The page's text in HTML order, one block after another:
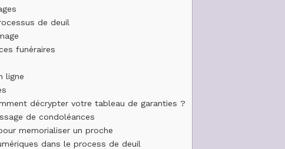
de deuil
funéraires
ligne
décrypter votre tableau de garanties ?
de condoléances
memorialiser un proche
dans le process de deuil